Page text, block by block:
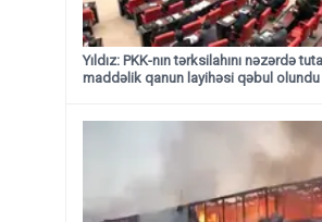
Yıldız: PKK-nın tərksilahını nəzərdə
maddəlik qanun layihəsi qəbul olundu ​​​​​​​